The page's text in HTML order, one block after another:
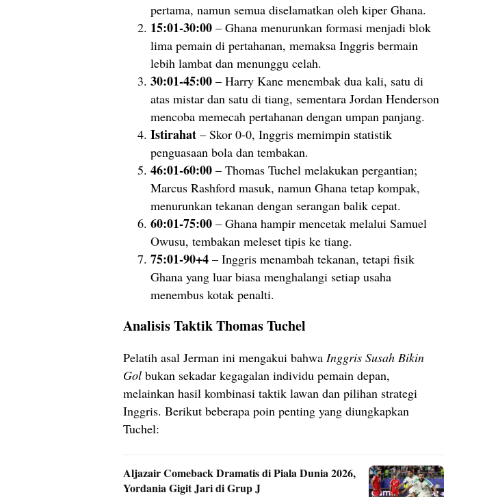
pertama, namun semua diselamatkan oleh kiper Ghana.
15:01-30:00 – Ghana menurunkan formasi menjadi blok
lima pemain di pertahanan, memaksa Inggris bermain
lebih lambat dan menunggu celah.
30:01-45:00 – Harry Kane menembak dua kali, satu di
atas mistar dan satu di tiang, sementara Jordan Henderson
mencoba memecah pertahanan dengan umpan panjang.
Istirahat – Skor 0-0, Inggris memimpin statistik
penguasaan bola dan tembakan.
46:01-60:00 – Thomas Tuchel melakukan pergantian;
Marcus Rashford masuk, namun Ghana tetap kompak,
menurunkan tekanan dengan serangan balik cepat.
60:01-75:00 – Ghana hampir mencetak melalui Samuel
Owusu, tembakan meleset tipis ke tiang.
75:01-90+4 – Inggris menambah tekanan, tetapi fisik
Ghana yang luar biasa menghalangi setiap usaha
menembus kotak penalti.
Analisis Taktik Thomas Tuchel
Pelatih asal Jerman ini mengakui bahwa Inggris Susah Bikin
Gol bukan sekadar kegagalan individu pemain depan,
melainkan hasil kombinasi taktik lawan dan pilihan strategi
Inggris. Berikut beberapa poin penting yang diungkapkan
Tuchel:
Aljazair Comeback Dramatis di Piala Dunia 2026,
Yordania Gigit Jari di Grup J